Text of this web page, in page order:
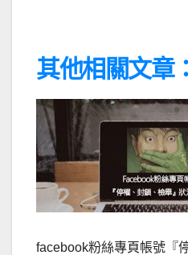
其他相關文章：
facebook粉絲專頁帳號『